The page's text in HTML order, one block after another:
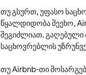
თუ გსურთ, უფასო
წყალდიდობა შეეხო,
შეგიძლიათ.
საცხოვრებლის
თუ Airbnb‑თი